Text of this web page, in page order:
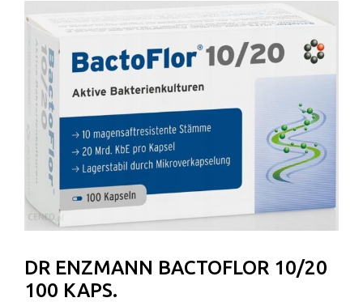
DR ENZMANN BACTOFLOR 10/20
100 KAPS.